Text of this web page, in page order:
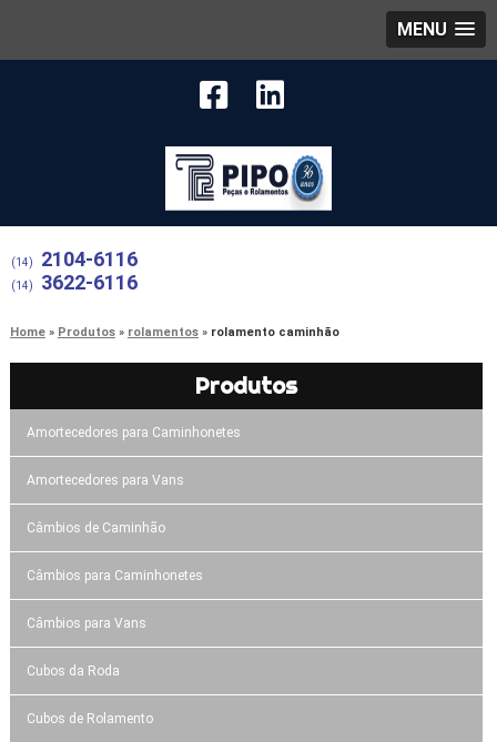
MENU
(14) 2104-6116
(14) 3622-6116
Home Produtos rolamentos rolamento caminhão
Produtos
Amortecedores para Caminhonetes
Amortecedores para Vans
Câmbios de Caminhão
Câmbios para Caminhonetes
Câmbios para Vans
Cubos da Roda
Cubos de Rolamento